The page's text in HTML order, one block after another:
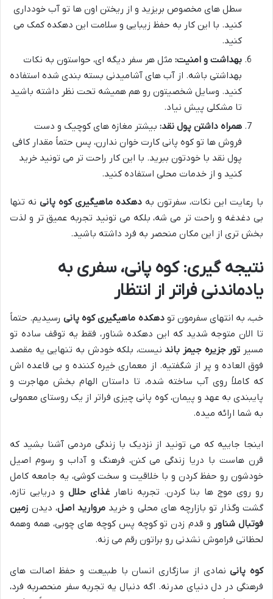
سطل های مخصوص بریزید و از ریختن اون ها تو آب خودداری
کنید. با این کار به حفظ زیبایی و سلامت این دهکده کمک می
کنید.
بهداشت و امنیت: مثل هر سفر دیگه ای، حواستون به نکات
بهداشتی باشه. از آب های آشامیدنی بسته بندی شده استفاده
کنید. وسایل شخصیتون رو هم همیشه تحت نظر داشته باشید
تا مشکلی پیش نیاد.
همراه داشتن پول نقد: بیشتر مغازه های کوچیک و دست
فروش ها تو کوه پانی کارت خوان ندارن، پس حتماً مقدار کافی
پول نقد با خودتون ببرید. با این کار راحت تر می تونید خرید
کنید و از خدمات محلی استفاده کنید.
با رعایت این نکات، سفرتون به دهکده ماهیگیری کوه پانی نه تنها
بی دغدغه و راحت تر می شه، بلکه می تونید تجربه عمیق تر و لذت
بخش تری از این مکان منحصر به فرد داشته باشید.
نتیجه گیری: کوه پانی، سفری به
یادماندنی فراتر از انتظار
خب، به انتهای سفرمون تودهکده ماهیگیری کوه پانیرسیدیم. حتماً
تا الان متوجه شدید که این دهکده شناور، فقط یه توقف ساده تو
مسیر تور جزیره جیمز باندنیست، بلکه خودش به تنهایی یه مقصد
فوق العاده و پر از شگفتیه. از معماری خیره کننده و بی قاعده اش
که کاملاً روی آب ساخته شده، تا داستان الهام بخش مهاجرت و
پایبندی به عهد و پیمان، کوه پانی چیزی فراتر از یک روستای معمولی
به شما ارائه میده.
اینجا جاییه که می تونید از نزدیک با زندگی مردمی آشنا بشید که
قرن هاست با دریا زندگی می کنن، فرهنگ و آداب و رسوم اصیل
خودشون رو حفظ کردن و با خلاقیت و سخت کوشی، یه جامعه کامل
رو روی موج ها بنا کردن. تجربه ناهار غذای حلال و دریایی تازه،
گشت وگذار تو بازارچه های محلی و خرید مروارید اصل، دیدن زمین
فوتبال شناور و قدم زدن تو کوچه پس کوچه های چوبی، همه وهمه
لحظاتی فراموش نشدنی رو براتون رقم می زنه.
کوه پانینمادی از سازگاری انسان با طبیعت و حفظ اصالت های
فرهنگی در دل دنیای مدرنه. اگه دنبال یه تجربه سفر منحصربه فرد،